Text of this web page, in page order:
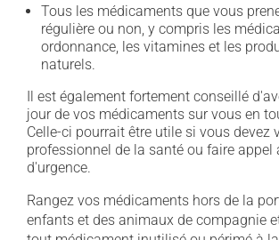
Tous les médicaments que vous
régulière ou non, y compris les
ordonnance, les vitamines et les
naturels.
Il est également fortement conseillé
jour de vos médicaments sur vous en
Celle-ci pourrait être utile si vous devez
professionnel de la santé ou faire appel
d'urgence.
Rangez vos médicaments hors de la
enfants et des animaux de compagnie